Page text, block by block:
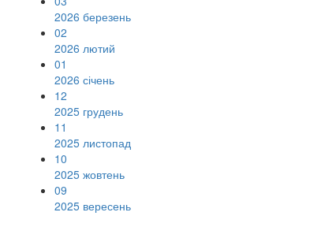
2026 березень
02
2026 лютий
01
2026 січень
12
2025 грудень
11
2025 листопад
10
2025 жовтень
09
2025 вересень